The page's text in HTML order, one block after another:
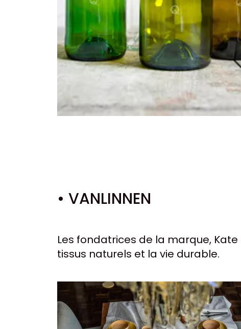
• VANLINNEN
Les fondatrices de la marque,
tissus naturels et la vie durable.